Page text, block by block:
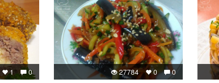
0
1 0
0
27784